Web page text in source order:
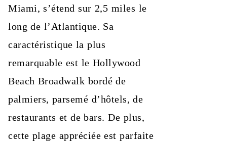
Miami, s’étend sur 2,5 miles le
long de l’Atlantique. Sa
caractéristique la plus
remarquable est le Hollywood
Beach Broadwalk bordé de
palmiers, parsemé d’hôtels, de
restaurants et de bars. De plus,
cette plage appréciée est parfaite